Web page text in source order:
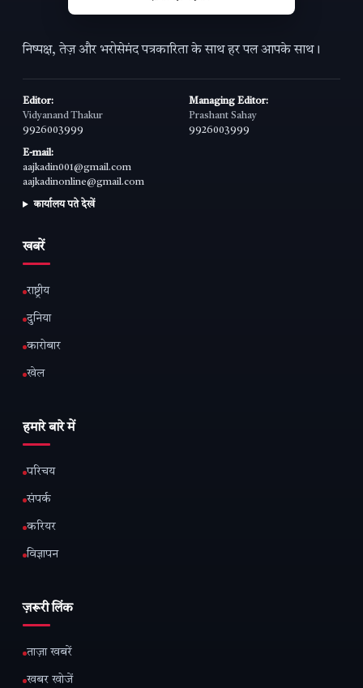
निष्पक्ष, तेज़ और भरोसेमंद पत्रकारिता के साथ हर पल आपके साथ।
Editor:
Vidyanand Thakur
9926003999
Managing Editor:
Prashant Sahay
9926003999
E-mail:
aajkadin001@gmail.com
aajkadinonline@gmail.com
कार्यालय पते देखें
खबरें
राष्ट्रीय
दुनिया
कारोबार
खेल
हमारे बारे में
परिचय
संपर्क
करियर
विज्ञापन
ज़रूरी लिंक
ताज़ा खबरें
खबर खोजें